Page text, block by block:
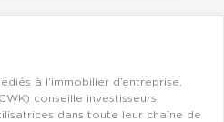
à l’immobilier d’entreprise,
conseille investisseurs,
dans toute leur chaîne de